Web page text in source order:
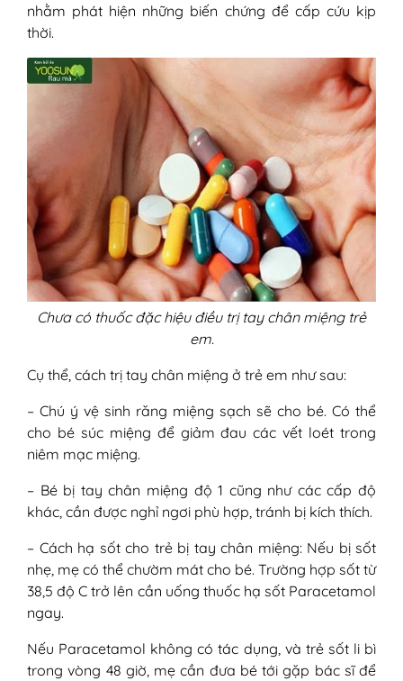
nhằm phát hiện những biến chứng để cấp cứu kịp
thời.
Chưa có thuốc đặc hiệu điều trị tay chân miệng trẻ
em.
Cụ thể, cách trị tay chân miệng ở trẻ em như sau:
– Chú ý vệ sinh răng miệng sạch sẽ cho bé. Có thể
cho bé súc miệng để giảm đau các vết loét trong
niêm mạc miệng.
– Bé bị tay chân miệng độ 1 cũng như các cấp độ
khác, cần được nghỉ ngơi phù hợp, tránh bị kích thích.
– Cách hạ sốt cho trẻ bị tay chân miệng: Nếu bị sốt
nhẹ, mẹ có thể chườm mát cho bé. Trường hợp sốt từ
38,5 độ C trở lên cần uống thuốc hạ sốt Paracetamol
ngay.
Nếu Paracetamol không có tác dụng, và trẻ sốt li bì
trong vòng 48 giờ, mẹ cần đưa bé tới gặp bác sĩ để